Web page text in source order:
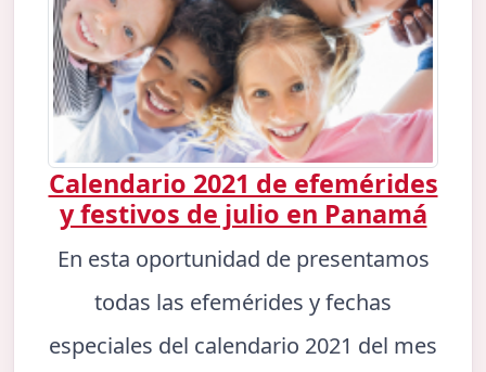
Calendario 2021 de efemérides
y festivos de julio en Panamá
En esta oportunidad de presentamos
todas las efemérides y fechas
especiales del calendario 2021 del mes